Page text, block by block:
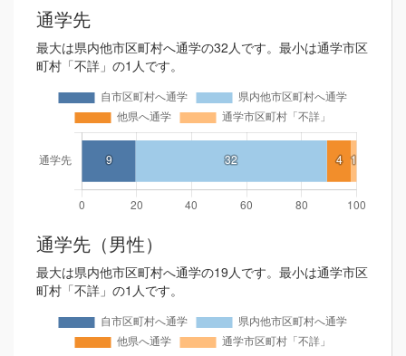
通学先
最大は県内他市区町村へ通学の32人です。最小は通学市区
町村「不詳」の1人です。
通学先（男性）
最大は県内他市区町村へ通学の19人です。最小は通学市区
町村「不詳」の1人です。